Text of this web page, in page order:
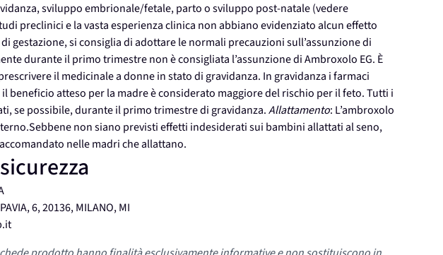
sviluppo embrionale/fetale, parto o sviluppo post-natale (vedere
preclinici e la vasta esperienza clinica non abbiano evidenziato alcun effetto
gestazione, si consiglia di adottare le normali precauzioni sull’assunzione di
durante il primo trimestre non è consigliata l’assunzione di Ambroxolo EG. È
il medicinale a donne in stato di gravidanza. In gravidanza i farmaci
beneficio atteso per la madre è considerato maggiore del rischio per il feto. Tutti i
se possibile, durante il primo trimestre di gravidanza.Allattamento: L’ambroxolo
non siano previsti effetti indesiderati sui bambini allattati al seno,
nelle madri che allattano.
6, 20136, MILANO, MI